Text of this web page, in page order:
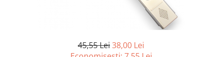
45,55 Lei38,00 Lei